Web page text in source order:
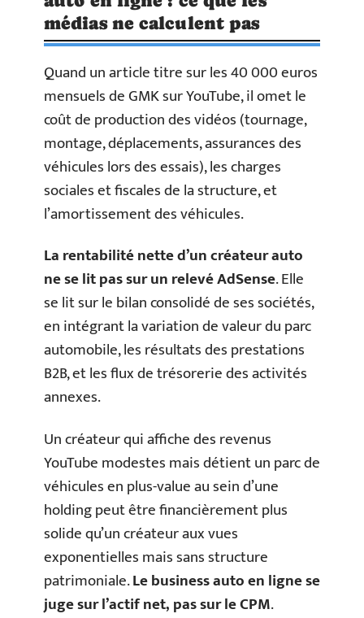
médias ne calculent pas
Quand un article titre sur les 40 000 euros
mensuels de GMK sur YouTube, il omet le
coût de production des vidéos (tournage,
montage, déplacements, assurances des
véhicules lors des essais), les charges
sociales et fiscales de la structure, et
l’amortissement des véhicules.
La rentabilité nette d’un créateur auto
ne se lit pas sur un relevé AdSense. Elle
se lit sur le bilan consolidé de ses sociétés,
en intégrant la variation de valeur du parc
automobile, les résultats des prestations
B2B, et les flux de trésorerie des activités
annexes.
Un créateur qui affiche des revenus
YouTube modestes mais détient un parc de
véhicules en plus-value au sein d’une
holding peut être financièrement plus
solide qu’un créateur aux vues
exponentielles mais sans structure
patrimoniale.Le business auto en ligne se
juge sur l’actif net, pas sur le CPM.